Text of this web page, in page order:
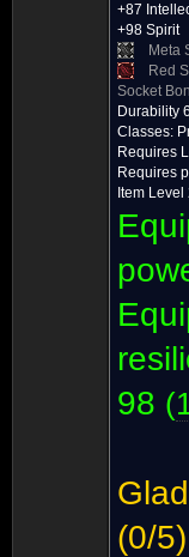
+87
+98 Spirit
Meta
Red
Socket
Durability
Classes:
Requires
Requires
Item Level
98 (
(0/5)